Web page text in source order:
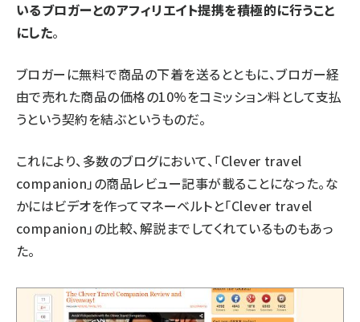
いるブロガーとのアフィリエイト提携を積極的に行うこと
にした。
ブロガーに無料で商品の下着を送るとともに、ブロガー経
由で売れた商品の価格の10%をコミッション料として支払
うという契約を結ぶというものだ。
これにより、多数のブログにおいて、「Clever travel
companion」の商品レビュー記事が載ることになった。な
かにはビデオを作ってマネーベルトと「Clever travel
companion」の比較、解説までしてくれているものもあっ
た。